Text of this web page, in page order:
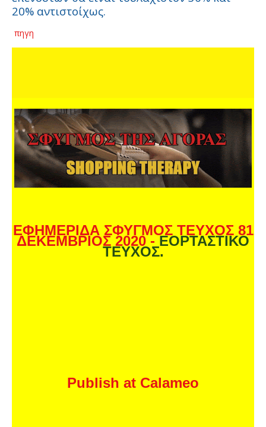
20% αντιστοίχως.
πηγη
ΕΦΗΜΕΡΙΔΑ ΣΦΥΓΜΟΣ ΤΕΥΧΟΣ 81
ΔΕΚΕΜΒΡΙΟΣ 2020 -ΕΟΡΤΑΣΤΙΚΟ
ΤΕΥΧΟΣ.
Publish at Calameo